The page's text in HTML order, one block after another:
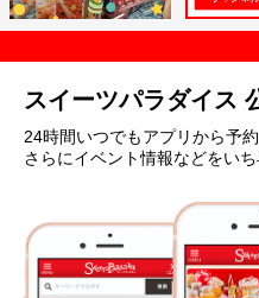
スイーツパラダイス
24時間いつでもアプリから予
さらにイベント情報などをいち